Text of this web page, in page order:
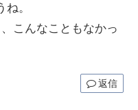
。
こんなこともなかっ
返信